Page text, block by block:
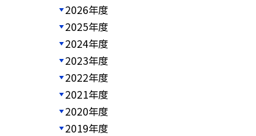
2026年度
2025年度
2024年度
2023年度
2022年度
2021年度
2020年度
2019年度